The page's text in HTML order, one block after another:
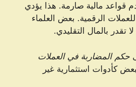
قواعد مالية صارمة. هذا يؤدي
الرقمية. بعض العلماء
تقدر بالمال التقليدي.
حكم المضاربة في العملات
كأدوات استثمارية غير